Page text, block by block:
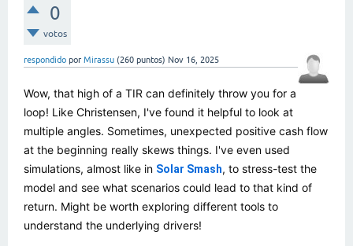
0
votos
respondido por Mirassu (260 puntos) Nov 16, 2025
Wow, that high of a TIR can definitely throw you for a
loop! Like Christensen, I've found it helpful to look at
multiple angles. Sometimes, unexpected positive cash flow
at the beginning really skews things. I've even used
simulations, almost like in Solar Smash, to stress-test the
model and see what scenarios could lead to that kind of
return. Might be worth exploring different tools to
understand the underlying drivers!